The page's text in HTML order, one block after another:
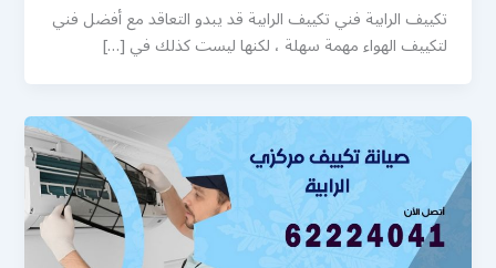
تكييف الرابية فني تكييف الرابية قد يبدو التعاقد مع أفضل فني
لتكييف الهواء مهمة سهلة ، لكنها ليست كذلك في […]